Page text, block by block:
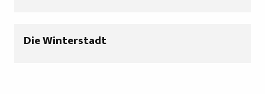
Die Winterstadt